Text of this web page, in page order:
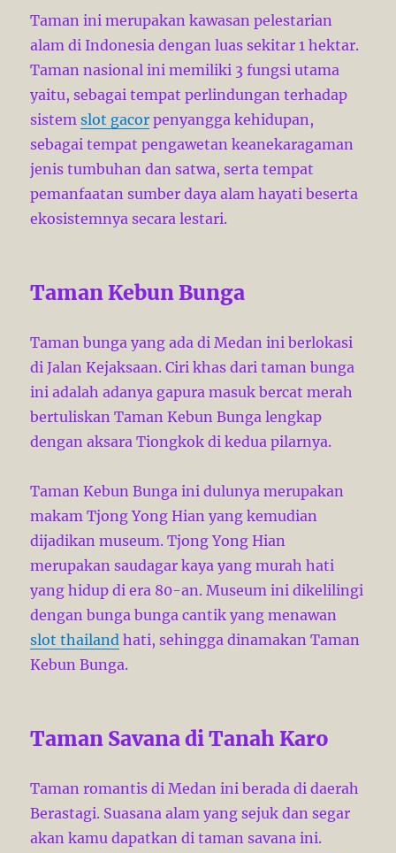
Taman ini merupakan kawasan pelestarian
alam di Indonesia dengan luas sekitar 1 hektar.
Taman nasional ini memiliki 3 fungsi utama
yaitu, sebagai tempat perlindungan terhadap
sistemslot gacor penyangga kehidupan,
sebagai tempat pengawetan keanekaragaman
jenis tumbuhan dan satwa, serta tempat
pemanfaatan sumber daya alam hayati beserta
ekosistemnya secara lestari.
Taman Kebun Bunga
Taman bunga yang ada di Medan ini berlokasi
di Jalan Kejaksaan. Ciri khas dari taman bunga
ini adalah adanya gapura masuk bercat merah
bertuliskan Taman Kebun Bunga lengkap
dengan aksara Tiongkok di kedua pilarnya.
Taman Kebun Bunga ini dulunya merupakan
makam Tjong Yong Hian yang kemudian
dijadikan museum. Tjong Yong Hian
merupakan saudagar kaya yang murah hati
yang hidup di era 80-an. Museum ini dikelilingi
dengan bunga bunga cantik yang menawan
slot thailand hati, sehingga dinamakan Taman
Kebun Bunga.
Taman Savana di Tanah Karo
Taman romantis di Medan ini berada di daerah
Berastagi. Suasana alam yang sejuk dan segar
akan kamu dapatkan di taman savana ini.